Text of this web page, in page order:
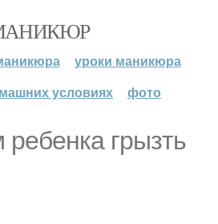
уроки маникюра
условиях
фото
грызть